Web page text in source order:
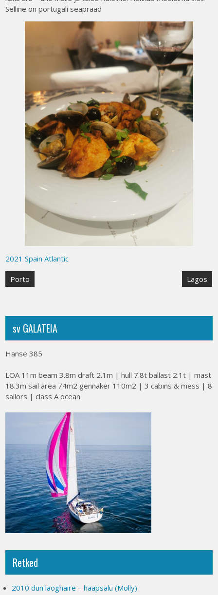
Selline on portugali seapraad
2021 Spain Atlantic
Post
Porto Lagos
sv GALATEIA
Hanse 385
LOA 11m beam 3.8m draft 2.1m | hull 7.8t ballast 2.1t | mast
18.3m sail area 74m2 gennaker 110m2 | 3 cabins & mess | 8
sailors | class A ocean
Retked
2010 dun laoghaire – haapsalu (Molly)